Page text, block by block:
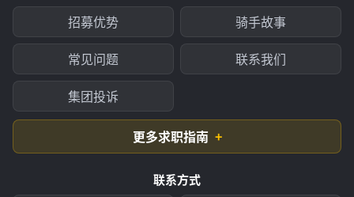
招募优势
骑手故事
常见问题
联系我们
集团投诉
更多求职指南
联系方式